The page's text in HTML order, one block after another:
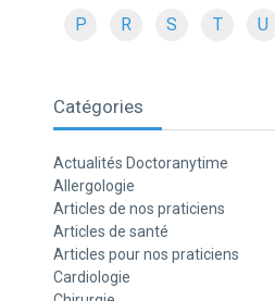
P R S T U
Catégories
Actualités Doctoranytime
Allergologie
Articles de nos praticiens
Articles de santé
Articles pour nos praticiens
Cardiologie